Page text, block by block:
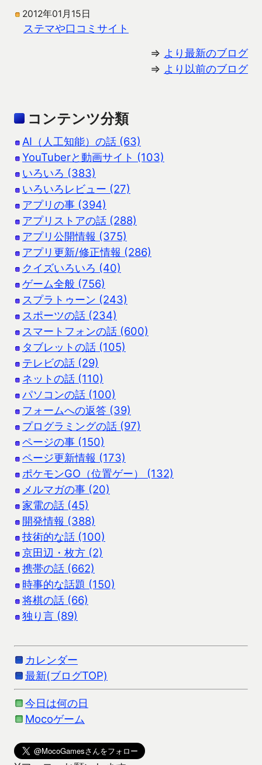
2012年01月15日
ステマや口コミサイト
⇒ より最新のブログ
⇒ より以前のブログ
コンテンツ分類
AI（人工知能）の話 (63)
YouTuberと動画サイト (103)
いろいろ (383)
いろいろレビュー (27)
アプリの事 (394)
アプリストアの話 (288)
アプリ公開情報 (375)
アプリ更新/修正情報 (286)
クイズいろいろ (40)
ゲーム全般 (756)
スプラトゥーン (243)
スポーツの話 (234)
スマートフォンの話 (600)
タブレットの話 (105)
テレビの話 (29)
ネットの話 (110)
パソコンの話 (100)
フォームへの返答 (39)
プログラミングの話 (97)
ページの事 (150)
ページ更新情報 (173)
ポケモンGO（位置ゲー） (132)
メルマガの事 (20)
家電の話 (45)
開発情報 (388)
技術的な話 (100)
京田辺・枚方 (2)
携帯の話 (662)
時事的な話題 (150)
将棋の話 (66)
独り言 (89)
カレンダー
最新(ブログTOP)
今日は何の日
Mocoゲーム